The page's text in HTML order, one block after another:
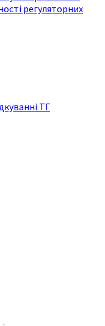
регуляторних
ТГ